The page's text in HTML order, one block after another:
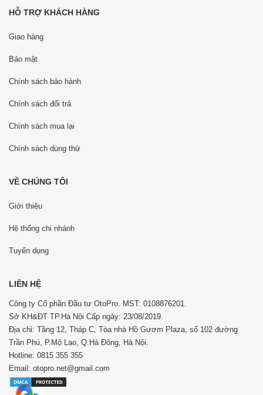
HỖ TRỢ KHÁCH HÀNG
Giao hàng
Bảo mật
Chính sách bảo hành
Chính sách đổi trả
Chính sách mua lại
Chính sách dùng thử
VỀ CHÚNG TÔI
Giới thiệu
Hệ thống chi nhánh
Tuyển dụng
LIÊN HỆ
Công ty Cổ phần Đầu tư OtoPro. MST: 0108876201.
Sở KH&ĐT TP.Hà Nội Cấp ngày: 23/08/2019.
Địa chỉ: Tầng 12, Tháp C, Tòa nhà Hồ Gươm Plaza, số 102 đường
Trần Phú, P.Mộ Lao, Q.Hà Đông, Hà Nội.
Hotline: 0815 355 355
Email: otopro.net@gmail.com